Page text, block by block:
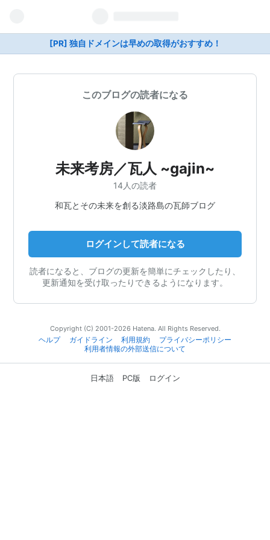
[PR] 独自ドメインは早めの取得がおすすめ！
このブログの読者になる
未来考房／瓦人 ~gajin~
14人の読者
和瓦とその未来を創る淡路島の瓦師ブログ
ログインして読者になる
読者になると、ブログの更新を簡単にチェックしたり、
更新通知を受け取ったりできるようになります。
Copyright (C) 2001-2026 Hatena. All Rights Reserved.
ヘルプ
ガイドライン 利用規約
プライバシーポリシー
利用者情報の外部送信について
日本語 PC版 ログイン